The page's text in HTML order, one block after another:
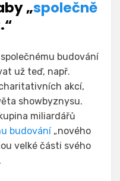
„společně
.“
budování
už teď, např.
akcí,
showbyznysu.
miliardářů
budování„nového
velké části svého